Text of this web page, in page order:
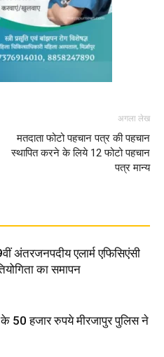
अगला लेख
मतदाता फोटो पहचान पत्र की पहचान
स्थापित करने के लिये 12 फोटो पहचान
पत्र मान्य
अंतरजनपदीय एलार्म एफिसिएंसी
का समापन
50 हजार रुपये मीरजापुर पुलिस ने